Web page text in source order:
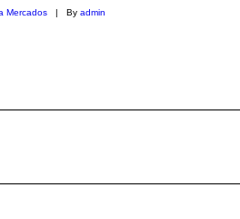
Mercados | By admin